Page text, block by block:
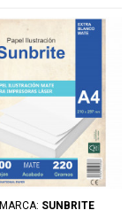
MARCA: SUNBRITE